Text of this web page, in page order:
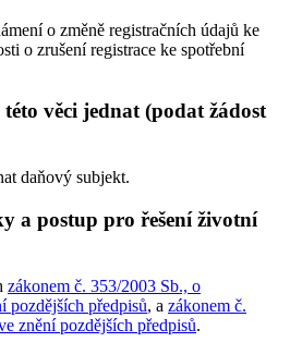
o změně registračních údajů ke
o zrušení registrace ke spotřební
věci jednat (podat žádost
daňový subjekt.
a postup pro řešení životní
zákonem č. 353/2003 Sb., o
pozdějších předpisů, a zákonem č.
znění pozdějších předpisů.